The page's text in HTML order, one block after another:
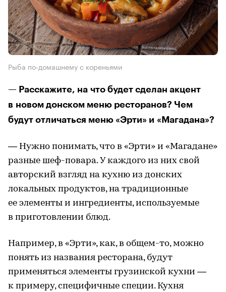
Рыба по-домашнему с кореньями
— Расскажите, на что будет сделан акцент
в новом донском меню ресторанов? Чем
будут отличаться меню «Эрти» и «Магадана»?
— Нужно понимать, что в «Эрти» и «Магадане»
разные шеф-повара. У каждого из них свой
авторский взгляд на кухню из донских
локальных продуктов, на традиционные
ее элементы и ингредиенты, используемые
в приготовлении блюд.
Например, в «Эрти», как, в общем-то, можно
понять из названия ресторана, будут
применяться элементы грузинской кухни —
к примеру, специфичные специи. Кухня